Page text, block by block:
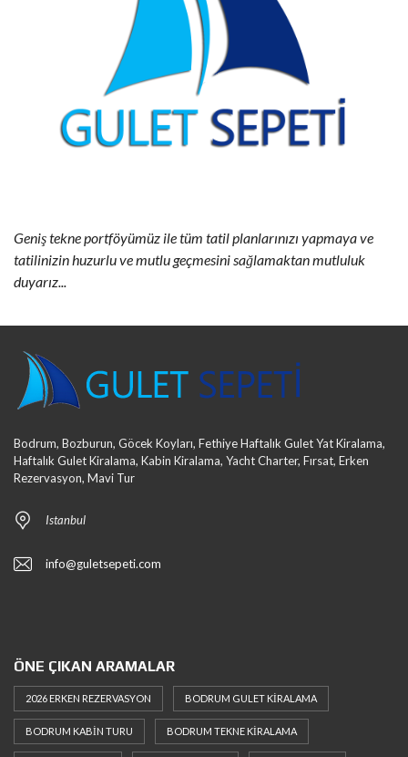
Geniş tekne portföyümüz ile tüm tatil planlarınızı yapmaya ve
tatilinizin huzurlu ve mutlu geçmesini sağlamaktan mutluluk
duyarız...
Bodrum, Bozburun, Göcek Koyları, Fethiye Haftalık Gulet Yat Kiralama,
Haftalık Gulet Kiralama, Kabin Kiralama, Yacht Charter, Fırsat, Erken
Rezervasyon, Mavi Tur
Istanbul
info@guletsepeti.com
ÖNE ÇIKAN ARAMALAR
2026 ERKEN REZERVASYON BODRUM GULET KIRALAMA
BODRUM KABIN TURU BODRUM TEKNE KIRALAMA